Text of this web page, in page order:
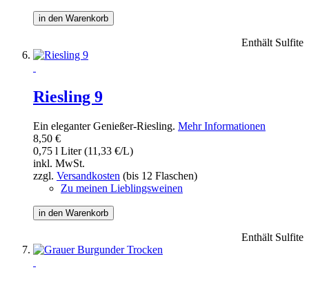
in den Warenkorb
Enthält Sulfite
Riesling 9
Ein eleganter Genießer-Riesling. Mehr Informationen
8,50 €
0,75 l Liter (11,33 €/L)
inkl. MwSt.
zzgl. Versandkosten (bis 12 Flaschen)
Zu meinen Lieblingsweinen
in den Warenkorb
Enthält Sulfite